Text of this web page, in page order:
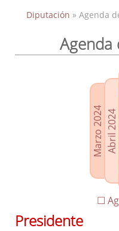
Presidencia
Agenda de Presidencia
Plenos provinciales y
Oficina de Proyectos
Diputación » Agenda
Agenda
Marzo 2024Abril 2024
☐
Presidente